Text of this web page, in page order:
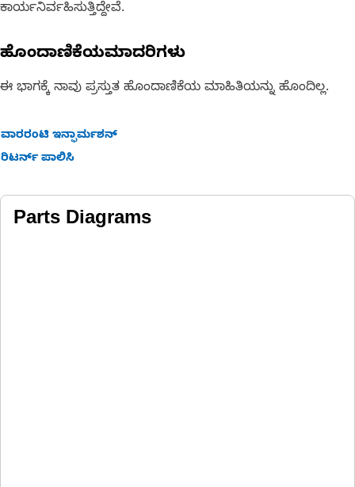
ಕಾರ್ಯನಿರ್ವಹಿಸುತ್ತಿದ್ದೇವೆ.
ಹೊಂದಾಣಿಕೆಯಮಾದರಿಗಳು
ಈ ಭಾಗಕ್ಕೆ ನಾವು ಪ್ರಸ್ತುತ ಹೊಂದಾಣಿಕೆಯ ಮಾಹಿತಿಯನ್ನು ಹೊಂದಿಲ್ಲ.
ವಾರರಂಟಿ ಇನ್ಫಾರ್ಮಶನ್
ರಿಟರ್ನ್ ಪಾಲಿಸಿ
Parts Diagrams